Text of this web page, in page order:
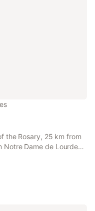
the Rosary, 25 km from
Notre Dame de Lourdes
grande terrasse offers
Bigorre.